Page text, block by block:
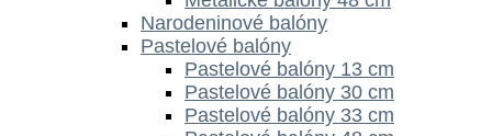
Narodeninové balóny
Pastelové balóny
Pastelové balóny 13 cm
Pastelové balóny 30 cm
Pastelové balóny 33 cm